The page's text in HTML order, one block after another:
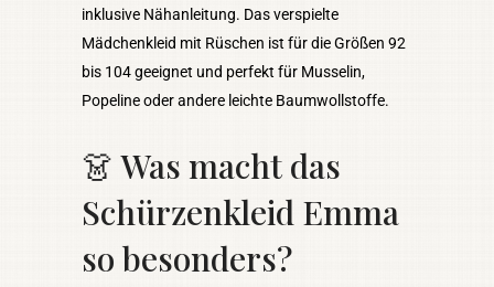
inklusive Nähanleitung. Das verspielte
Mädchenkleid mit Rüschen ist für die Größen 92
bis 104 geeignet und perfekt für Musselin,
Popeline oder andere leichte Baumwollstoffe.
👗 Was macht das
Schürzenkleid Emma
so besonders?